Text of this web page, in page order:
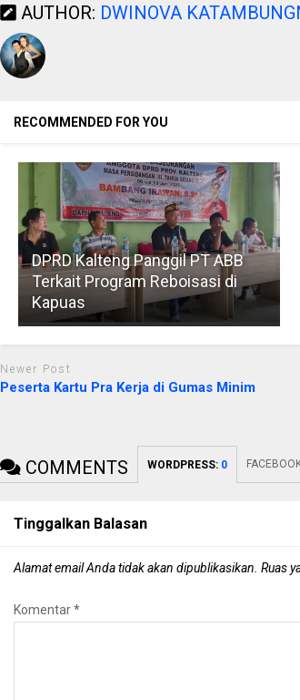
AUTHOR: DWINOVA
RECOMMENDED FOR YOU
DPRD Kalteng Panggil PT ABB
Terkait Program Reboisasi di
Kapuas
Newer Post
Peserta Kartu Pra Kerja di Gumas Minim
COMMENTS WORDPRESS: 0
Tinggalkan Balasan
Alamat email Anda tidak akan dipublikasikan. Ruas
Komentar*